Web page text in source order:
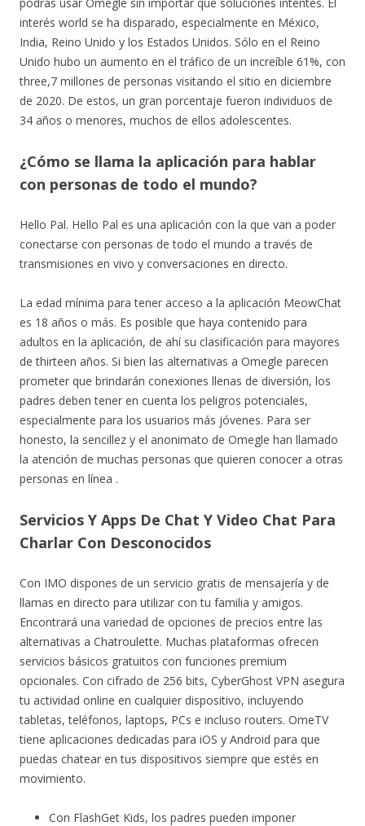
interés world se ha disparado, especialmente en México,
India, Reino Unido y los Estados Unidos. Sólo en el Reino
Unido hubo un aumento en el tráfico de un increíble 61%, con
three,7 millones de personas visitando el sitio en diciembre
de 2020. De estos, un gran porcentaje fueron individuos de
34 años o menores, muchos de ellos adolescentes.
¿Cómo se llama la aplicación para hablar
con personas de todo el mundo?
Hello Pal. Hello Pal es una aplicación con la que van a poder
conectarse con personas de todo el mundo a través de
transmisiones en vivo y conversaciones en directo.
La edad mínima para tener acceso a la aplicación MeowChat
es 18 años o más. Es posible que haya contenido para
adultos en la aplicación, de ahí su clasificación para mayores
de thirteen años. Si bien las alternativas a Omegle parecen
prometer que brindarán conexiones llenas de diversión, los
padres deben tener en cuenta los peligros potenciales,
especialmente para los usuarios más jóvenes. Para ser
honesto, la sencillez y el anonimato de Omegle han llamado
la atención de muchas personas que quieren conocer a otras
personas en línea .
Servicios Y Apps De Chat Y Video Chat Para
Charlar Con Desconocidos
Con IMO dispones de un servicio gratis de mensajería y de
llamas en directo para utilizar con tu familia y amigos.
Encontrará una variedad de opciones de precios entre las
alternativas a Chatroulette. Muchas plataformas ofrecen
servicios básicos gratuitos con funciones premium
opcionales. Con cifrado de 256 bits, CyberGhost VPN asegura
tu actividad online en cualquier dispositivo, incluyendo
tabletas, teléfonos, laptops, PCs e incluso routers. OmeTV
tiene aplicaciones dedicadas para iOS y Android para que
puedas chatear en tus dispositivos siempre que estés en
movimiento.
Con FlashGet Kids, los padres pueden imponer